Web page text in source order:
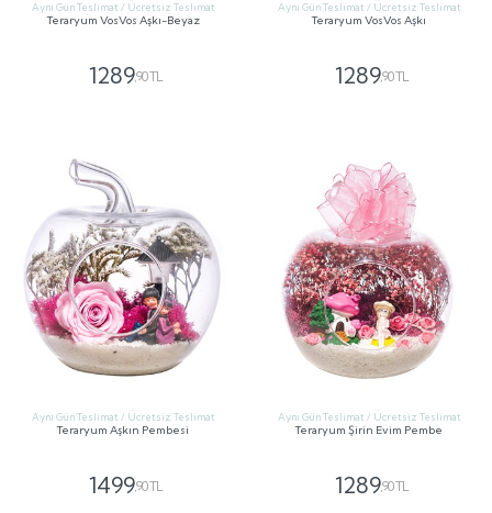
Aynı Gün Teslimat / Ücretsiz Teslimat
Teraryum VosVos Aşkı-Beyaz
1289,90 TL
Aynı Gün Teslimat / Ücretsiz Teslimat
Teraryum VosVos Aşkı
1289,90 TL
Aynı Gün Teslimat / Ücretsiz Teslimat
Teraryum Aşkın Pembesi
1499,90 TL
Aynı Gün Teslimat / Ücretsiz Teslimat
Teraryum Şirin Evim Pembe
1289,90 TL